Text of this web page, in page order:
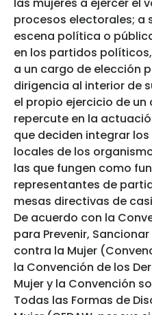
procesos electorales; a
escena política o
en los partidos
a un cargo de elección
dirigencia al interior de
el propio ejercicio de
repercute en la
que deciden integrar
locales de los
las que fungen como
representantes de
mesas directivas de
De acuerdo con la
para Prevenir,
contra la Mujer
la Convención de los
Mujer y la Convención
Todas las Formas de